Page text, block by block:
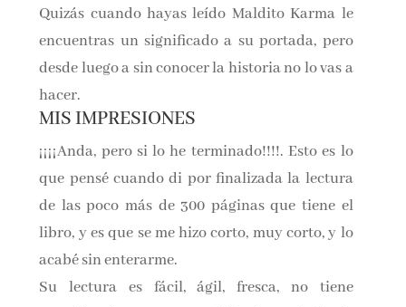
Quizás cuando hayas leído Maldito Karma le
encuentras un significado a su portada, pero
desde luego a sin conocer la historia no lo vas a
hacer.
MIS IMPRESIONES
¡¡¡¡Anda, pero si lo he terminado!!!!. Esto es lo
que pensé cuando di por finalizada la lectura
de las poco más de 300 páginas que tiene el
libro, y es que se me hizo corto, muy corto, y lo
acabé sin enterarme.
Su lectura es fácil, ágil, fresca, no tiene